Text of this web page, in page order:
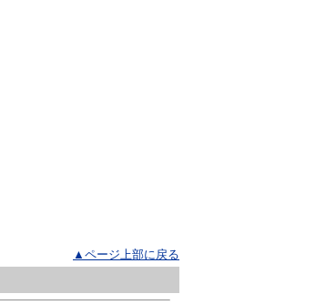
▲ページ上部に戻る